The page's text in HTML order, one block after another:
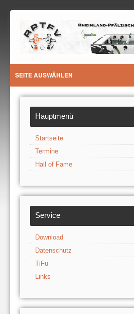
Hauptmenü
Startseite
Termine
Hall of Fame
Service
Download
Datenschutz
TiFu
Links